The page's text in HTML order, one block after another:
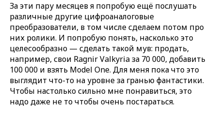
За эти пару месяцев я попробую ещё послушать
различные другие цифроаналоговые
преобразователи, в том числе сделаем потом про
них ролики. И попробую понять, насколько это
целесообразно — сделать такой мув: продать,
например, свои Ragnir Valkyria за 70 000, добавить
100 000 и взять Model One. Для меня пока что это
выглядит что-то на уровне за гранью фантастики.
Чтобы настолько сильно мне понравиться, это
надо даже не то чтобы очень постараться.